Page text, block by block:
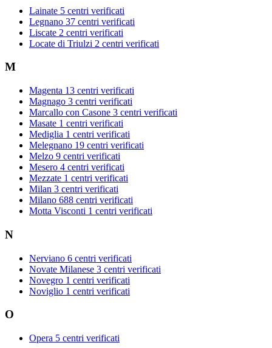
Lainate 5 centri verificati
Legnano 37 centri verificati
Liscate 2 centri verificati
Locate di Triulzi 2 centri verificati
M
Magenta 13 centri verificati
Magnago 3 centri verificati
Marcallo con Casone 3 centri verificati
Masate 1 centri verificati
Mediglia 1 centri verificati
Melegnano 19 centri verificati
Melzo 9 centri verificati
Mesero 4 centri verificati
Mezzate 1 centri verificati
Milan 3 centri verificati
Milano 688 centri verificati
Motta Visconti 1 centri verificati
N
Nerviano 6 centri verificati
Novate Milanese 3 centri verificati
Novegro 1 centri verificati
Noviglio 1 centri verificati
O
Opera 5 centri verificati